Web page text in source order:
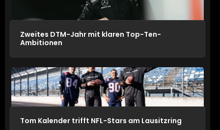
Zweites DTM-Jahr mit klaren Top-Ten-
Ambitionen
Tom Kalender trifft NFL-Stars am Lausitzring